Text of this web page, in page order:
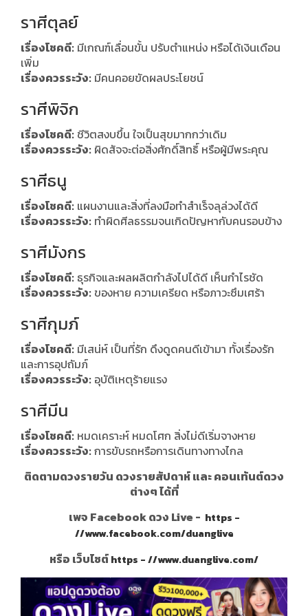
ราศีตุลย์
เรื่องโชคดี: มีเกณฑ์เลื่อนขั้น ปรับตำแหน่ง หรือได้เงินเดือน
เพิ่ม
เรื่องควรระวัง: มีคนคอยขัดผลประโยชน์
ราศีพิจิก
เรื่องโชคดี: ชีวิตสงบขึ้น ใจเป็นสุขมากกว่าเดิม
เรื่องควรระวัง: ผิดสัจจะต่อสิ่งศักดิ์สิทธิ์ หรือผู้มีพระคุณ
ราศีธนู
เรื่องโชคดี: แผนงานและสิ่งที่ลงมือทำสำเร็จลุล่วงได้ดี
เรื่องควรระวัง: ทำผิดศีลธรรมจนเกิดปัญหากับคนรอบข้าง
ราศีมังกร
เรื่องโชคดี: ธุรกิจและผลผลิตกำลังไปได้ดี เห็นกำไรชัด
เรื่องควรระวัง: ของหาย ความเครียด หรือภาวะซึมเศร้า
ราศีกุมภ์
เรื่องโชคดี: มีเสน่ห์ เป็นที่รัก ดึงดูดคนดีเข้ามา ทั้งเรื่องรัก
และการอุปถัมภ์
เรื่องควรระวัง: อุบัติเหตุร้ายแรง
ราศีมีน
เรื่องโชคดี: หมดเคราะห์ หมดโศก สิ่งไม่ดีเริ่มจางหาย
เรื่องควรระวัง:การขับรถหรือการเดินทางทางไกล
ติดตามดวงรายวัน ดวงรายสัปดาห์ และ คอนเท้นต์ดวง
ต่างๆ ได้ที่
เพจ Facebook ดวง Live - https -
//www.facebook.com/duanglive
หรือ เว็บไซต์https - //www.duanglive.com/